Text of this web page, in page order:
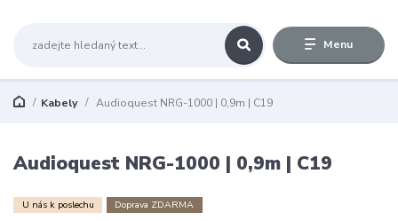
Menu
Kabely Audioquest NRG-1000 | 0,9m | C19
Audioquest NRG-1000 | 0,9m | C19
U nás k poslechu Doprava ZDARMA